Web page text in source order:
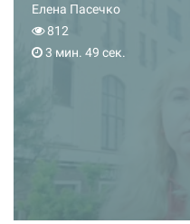
Елена Пасечко
812
3 мин. 49 сек.